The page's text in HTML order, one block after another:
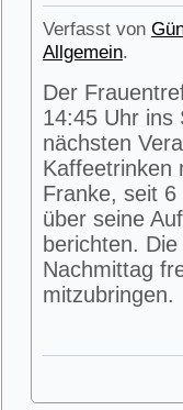
Verfasst von
Allgemein.
Der
14:45 Uhr ins
nächsten
Kaffeetrinken
Franke, seit
über seine
berichten.
Nachmittag
mitzubringen.